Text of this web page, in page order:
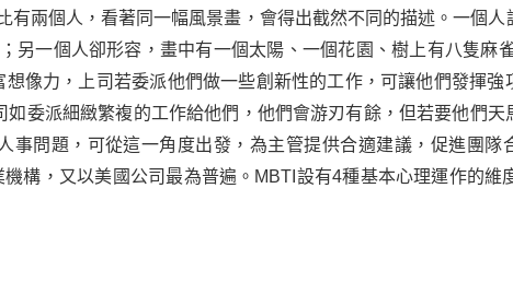
有兩個人，看著同一幅風景畫，會得出截然不同的描述。一個人
另一個人卻形容，畫中有一個太陽、一個花園、樹上有八隻麻
像力，上司若委派他們做一些創新性的工作，可讓他們發揮強
委派細緻繁複的工作給他們，他們會游刃有餘，但若要他們天
事問題，可從這一角度出發，為主管提供合適建議，促進團隊
構，又以美國公司最為普遍。MBTI設有4種基本心理運作的維